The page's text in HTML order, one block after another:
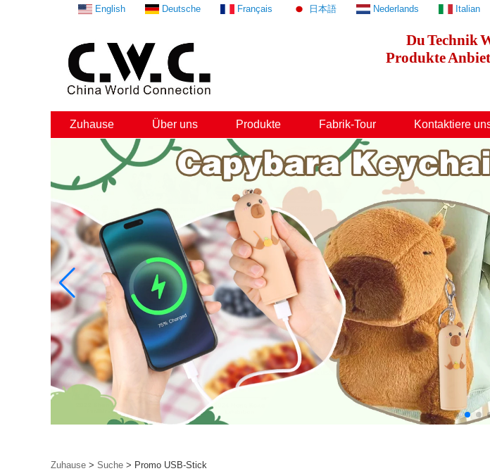
DuTechnik
Produkte
English Deutsche Français 日本語 Nederlands Italian
Zuhause Über uns Produkte Fabrik-Tour Kontaktiere
Zuhause > Suche > Promo USB-Stick